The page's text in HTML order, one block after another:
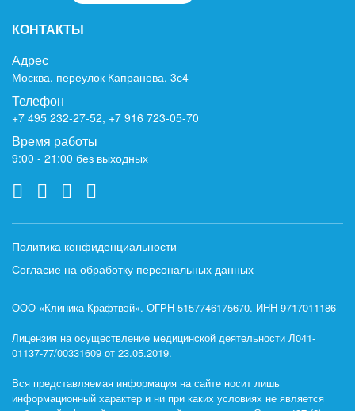
КОНТАКТЫ
Адрес
Москва, переулок Капранова, 3с4
Телефон
+7 495 232-27-52, +7 916 723-05-70
Время работы
9:00 - 21:00 без выходных
Политика конфиденциальности
Согласие на обработку персональных данных
ООО «Клиника Крафтвэй». ОГРН 5157746175670. ИНН 9717011186
Лицензия на осуществление медицинской деятельности Л041-
01137-77/00331609 от 23.05.2019.
Вся представляемая информация на сайте носит лишь
информационный характер и ни при каких условиях не является